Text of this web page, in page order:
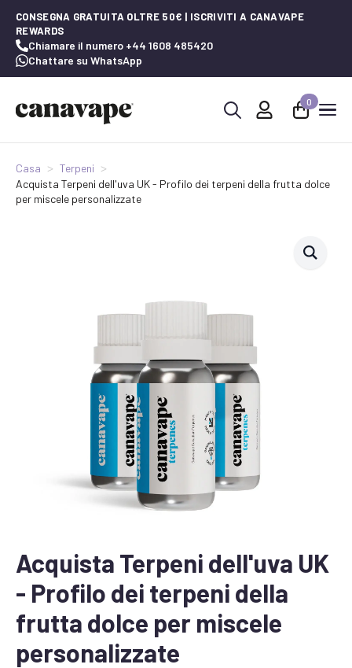
CONSEGNA GRATUITA OLTRE 50€ | ISCRIVITI A CANAVAPE
REWARDS
Chiamare il numero +44 1608 485420
Chattare su WhatsApp
0
Casa
Terpeni
Acquista Terpeni dell'uva UK - Profilo dei terpeni della frutta dolce
per miscele personalizzate
Acquista Terpeni dell'uva UK
- Profilo dei terpeni della
frutta dolce per miscele
personalizzate